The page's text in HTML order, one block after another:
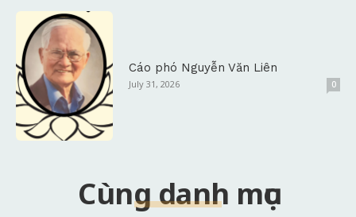
Cáo phó Nguyễn Văn Liên
July 31, 2026 0
Cùng danh mục